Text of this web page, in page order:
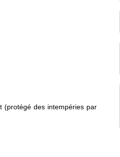
(protégé des intempéries par